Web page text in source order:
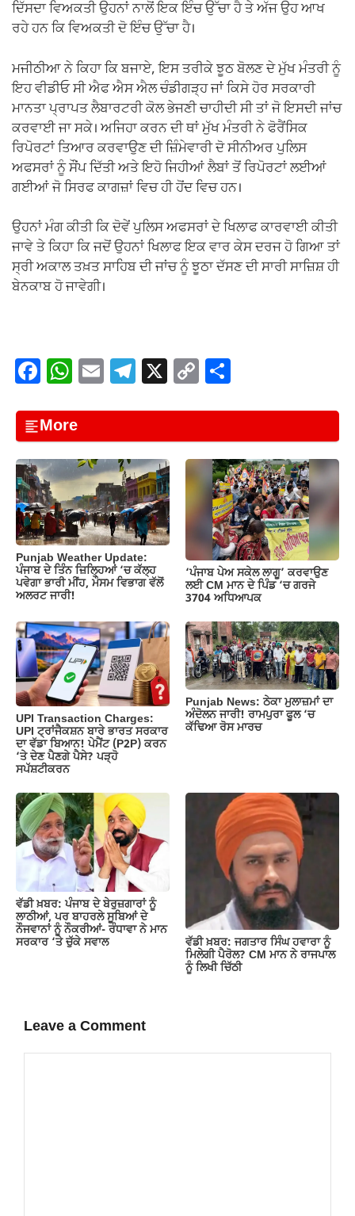
ਦਿੱਸਦਾ ਵਿਅਕਤੀ ਉਹਨਾਂ ਨਾਲੋਂ ਇਕ ਇੰਚ ਉੱਚਾ ਹੈ ਤੇ ਅੱਜ ਉਹ ਆਖ
ਰਹੇ ਹਨ ਕਿ ਵਿਅਕਤੀ ਦੋ ਇੰਚ ਉੱਚਾ ਹੈ।
ਮਜੀਠੀਆ ਨੇ ਕਿਹਾ ਕਿ ਬਜਾਏ, ਇਸ ਤਰੀਕੇ ਝੂਠ ਬੋਲਣ ਦੇ ਮੁੱਖ ਮੰਤਰੀ ਨੂੰ
ਇਹ ਵੀਡੀਓ ਸੀ ਐਫ ਐਸ ਐਲ ਚੰਡੀਗੜ੍ਹ ਜਾਂ ਕਿਸੇ ਹੋਰ ਸਰਕਾਰੀ
ਮਾਨਤਾ ਪ੍ਰਾਪਤ ਲੈਬਾਰਟਰੀ ਕੋਲ ਭੇਜਣੀ ਚਾਹੀਦੀ ਸੀ ਤਾਂ ਜੋ ਇਸਦੀ ਜਾਂਚ
ਕਰਵਾਈ ਜਾ ਸਕੇ। ਅਜਿਹਾ ਕਰਨ ਦੀ ਥਾਂ ਮੁੱਖ ਮੰਤਰੀ ਨੇ ਫੋਰੈਂਸਿਕ
ਰਿਪੋਰਟਾਂ ਤਿਆਰ ਕਰਵਾਉਣ ਦੀ ਜ਼ਿੰਮੇਵਾਰੀ ਦੋ ਸੀਨੀਅਰ ਪੁਲਿਸ
ਅਫਸਰਾਂ ਨੂੰ ਸੌਂਪ ਦਿੱਤੀ ਅਤੇ ਇਹੋ ਜਿਹੀਆਂ ਲੈਬਾਂ ਤੋਂ ਰਿਪੋਰਟਾਂ ਲਈਆਂ
ਗਈਆਂ ਜੋ ਸਿਰਫ ਕਾਗਜ਼ਾਂ ਵਿਚ ਹੀ ਹੋਂਦ ਵਿਚ ਹਨ।
ਉਹਨਾਂ ਮੰਗ ਕੀਤੀ ਕਿ ਦੋਵੇਂ ਪੁਲਿਸ ਅਫਸਰਾਂ ਦੇ ਖਿਲਾਫ ਕਾਰਵਾਈ ਕੀਤੀ
ਜਾਵੇ ਤੇ ਕਿਹਾ ਕਿ ਜਦੋਂ ਉਹਨਾਂ ਖਿਲਾਫ ਇਕ ਵਾਰ ਕੇਸ ਦਰਜ ਹੋ ਗਿਆ ਤਾਂ
ਸ੍ਰੀ ਅਕਾਲ ਤਖ਼ਤ ਸਾਹਿਬ ਦੀ ਜਾਂਚ ਨੂੰ ਝੂਠਾ ਦੱਸਣ ਦੀ ਸਾਰੀ ਸਾਜ਼ਿਸ਼ ਹੀ
ਬੇਨਕਾਬ ਹੋ ਜਾਵੇਗੀ।
F
c
e
b
o
o
k
W
at
s
A
p
p
E
ail
T
e
gr
a
m
X C
p
y
Li
n
k
ar
e
More
Punjab Weather Update:
ਪੰਜਾਬ ਦੇ ਤਿੰਨ ਜ਼‍ਿਲ੍ਹਿਆਂ ‘ਚ ਕੱਲ੍ਹ
ਪਵੇਗਾ ਭਾਰੀ ਮੀਂਹ, ਮੌਸਮ ਵਿਭਾਗ ਵੱਲੋਂ
ਅਲਰਟ ਜਾਰੀ!
‘ਪੰਜਾਬ ਪੇਅ ਸਕੇਲ ਲਾਗੂ’ ਕਰਵਾਉਣ
ਲਈ CM ਮਾਨ ਦੇ ਪਿੰਡ ‘ਚ ਗਰਜੇ
3704 ਅਧਿਆਪਕ
UPI Transaction Charges:
UPI ਟ੍ਰਾਂਜੈਕਸ਼ਨ ਬਾਰੇ ਭਾਰਤ ਸਰਕਾਰ
ਦਾ ਵੱਡਾ ਬਿਆਨ! ਪੇਮੈਂਟ (P2P) ਕਰਨ
‘ਤੇ ਦੇਣ ਪੈਣਗੇ ਪੈਸੇ? ਪੜ੍ਹੋ
ਸਪੱਸ਼ਟੀਕਰਨ
Punjab News: ਠੇਕਾ ਮੁਲਾਜ਼ਮਾਂ ਦਾ
ਅੰਦੋਲਨ ਜਾਰੀ! ਰਾਮਪੁਰਾ ਫੂਲ ‘ਚ
ਕੱਢਿਆ ਰੋਸ ਮਾਰਚ
ਵੱਡੀ ਖ਼ਬਰ: ਪੰਜਾਬ ਦੇ ਬੇਰੁਜ਼ਗਾਰਾਂ ਨੂੰ
ਲਾਠੀਆਂ, ਪਰ ਬਾਹਰਲੇ ਸੂਬਿਆਂ ਦੇ
ਨੌਜਵਾਨਾਂ ਨੂੰ ਨੌਕਰੀਆਂ- ਰੰਧਾਵਾ ਨੇ ਮਾਨ
ਸਰਕਾਰ ‘ਤੇ ਚੁੱਕੇ ਸਵਾਲ
ਵੱਡੀ ਖ਼ਬਰ: ਜਗਤਾਰ ਸਿੰਘ ਹਵਾਰਾ ਨੂੰ
ਮਿਲੇਗੀ ਪੈਰੋਲ? CM ਮਾਨ ਨੇ ਰਾਜਪਾਲ
ਨੂੰ ਲਿਖੀ ਚਿੱਠੀ
Leave a Comment